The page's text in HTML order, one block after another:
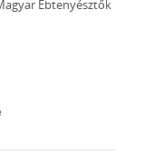
Ebtenyésztők